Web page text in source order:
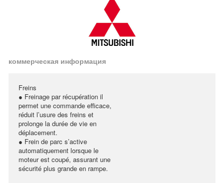
коммерческая информация
Freins
● Freinage par récupération il
permet une commande efficace,
réduit l’usure des freins et
prolonge la durée de vie en
déplacement.
● Frein de parc s’active
automatiquement lorsque le
moteur est coupé, assurant une
sécurité plus grande en rampe.